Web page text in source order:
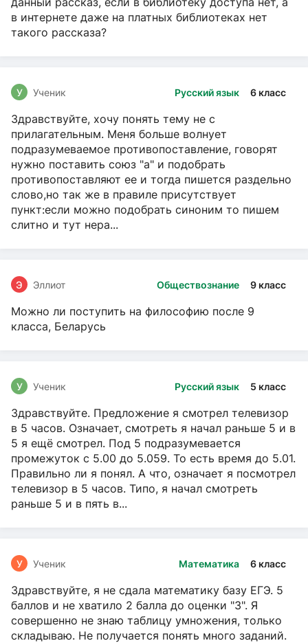
в интернете даже на платных библиотеках нет
такого рассказа?
Русский язык 6 класс
У Ученик
Здравствуйте, хочу понять тему не с
прилагательным. Меня больше волнует
подразумеваемое противопоставление, говорят
нужно поставить союз "а" и подобрать
противопоставляют ее и тогда пишется раздельно
слово,но так же в правиле присутствует
пункт:если можно подобрать синоним то пишем
слитно и тут нера...
Обществознание 9 класс
Э Эллиот
Можно ли поступить на философию после 9
класса, Беларусь
Русский язык 5 класс
У Ученик
Здравствуйте. Предложение я смотрел телевизор
в 5 часов. Означает, смотреть я начал раньше 5 и в
5 я ещё смотрел. Под 5 подразумевается
промежуток с 5.00 до 5.059. То есть время до 5.01.
Правильно ли я понял. А что, означает я посмотрел
телевизор в 5 часов. Типо, я начал смотреть
раньше 5 и в пять в...
Математика 6 класс
У Ученик
Здравствуйте, я не сдала математику базу ЕГЭ. 5
баллов и не хватило 2 балла до оценки "3". Я
совершенно не знаю таблицу умножения, только
складываю. Не получается понять много заданий.